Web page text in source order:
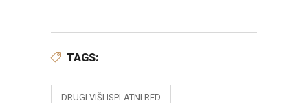
TAGS:
DRUGI VIŠI ISPLATNI RED